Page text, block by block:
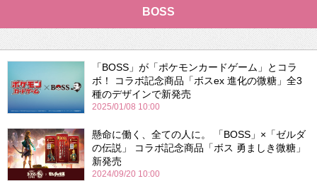
BOSS
「BOSS」が「ポケモンカードゲーム」とコラ
ボ！ コラボ記念商品「ボスex 進化の微糖」全3
種のデザインで新発売
2025/01/08 10:00
懸命に働く、全ての人に。 「BOSS」×「ゼルダ
の伝説」 コラボ記念商品「ボス 勇ましき微糖」
新発売
2024/09/20 10:00